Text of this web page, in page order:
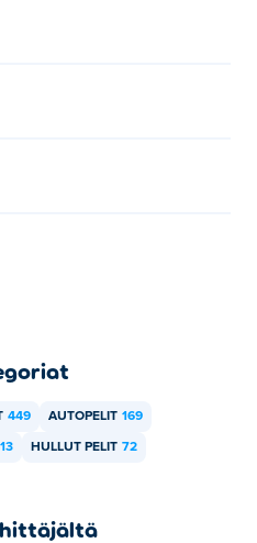
449 AUTOPELIT 169
HULLUT PELIT 72